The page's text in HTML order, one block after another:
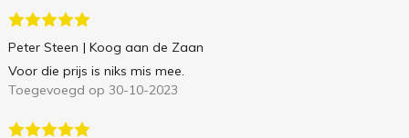
Peter Steen | Koog aan de Zaan
Voor die prijs is niks mis mee.
Toegevoegd op 30-10-2023